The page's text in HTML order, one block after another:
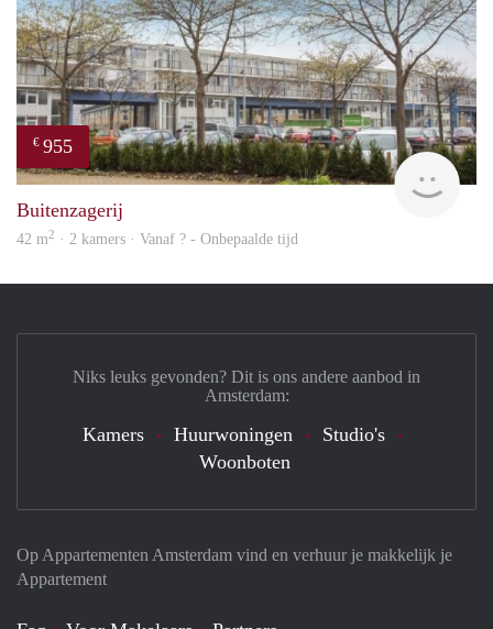
€ 955
rent
Buitenzagerij
42 m2 · 2 kamers · Vanaf ? - Onbepaalde tijd
Op Appartementen Amsterdam vind en verhuur je makkelijk je
Appartement
Niks leuks gevonden? Dit is ons andere aanbod in
Amsterdam:
Kamers Huurwoningen
Studio's
Woonboten